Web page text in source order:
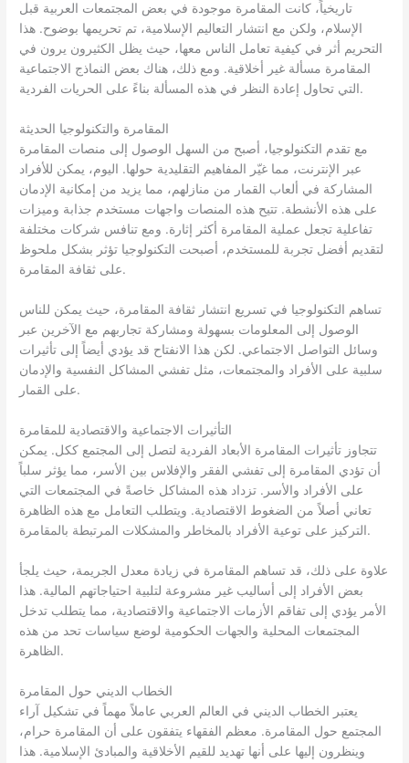
تاريخياً، كانت المقامرة موجودة في بعض المجتمعات العربية قبل
الإسلام، ولكن مع انتشار التعاليم الإسلامية، تم تحريمها بوضوح. هذا
التحريم أثر في كيفية تعامل الناس معها، حيث يظل الكثيرون يرون في
المقامرة مسألة غير أخلاقية. ومع ذلك، هناك بعض النماذج الاجتماعية
التي تحاول إعادة النظر في هذه المسألة بناءً على الحريات الفردية.
المقامرة والتكنولوجيا الحديثة
مع تقدم التكنولوجيا، أصبح من السهل الوصول إلى منصات المقامرة
عبر الإنترنت، مما غيّر المفاهيم التقليدية حولها. اليوم، يمكن للأفراد
المشاركة في ألعاب القمار من منازلهم، مما يزيد من إمكانية الإدمان
على هذه الأنشطة. تتيح هذه المنصات واجهات مستخدم جذابة وميزات
تفاعلية تجعل عملية المقامرة أكثر إثارة. ومع تنافس شركات مختلفة
لتقديم أفضل تجربة للمستخدم، أصبحت التكنولوجيا تؤثر بشكل ملحوظ
على ثقافة المقامرة.
تساهم التكنولوجيا في تسريع انتشار ثقافة المقامرة، حيث يمكن للناس
الوصول إلى المعلومات بسهولة ومشاركة تجاربهم مع الآخرين عبر
وسائل التواصل الاجتماعي. لكن هذا الانفتاح قد يؤدي أيضاً إلى تأثيرات
سلبية على الأفراد والمجتمعات، مثل تفشي المشاكل النفسية والإدمان
على القمار.
التأثيرات الاجتماعية والاقتصادية للمقامرة
تتجاوز تأثيرات المقامرة الأبعاد الفردية لتصل إلى المجتمع ككل. يمكن
أن تؤدي المقامرة إلى تفشي الفقر والإفلاس بين الأسر، مما يؤثر سلباً
على الأفراد والأسر. تزداد هذه المشاكل خاصةً في المجتمعات التي
تعاني أصلاً من الضغوط الاقتصادية. ويتطلب التعامل مع هذه الظاهرة
التركيز على توعية الأفراد بالمخاطر والمشكلات المرتبطة بالمقامرة.
علاوة على ذلك، قد تساهم المقامرة في زيادة معدل الجريمة، حيث يلجأ
بعض الأفراد إلى أساليب غير مشروعة لتلبية احتياجاتهم المالية. هذا
الأمر يؤدي إلى تفاقم الأزمات الاجتماعية والاقتصادية، مما يتطلب تدخل
المجتمعات المحلية والجهات الحكومية لوضع سياسات تحد من هذه
الظاهرة.
الخطاب الديني حول المقامرة
يعتبر الخطاب الديني في العالم العربي عاملاً مهماً في تشكيل آراء
المجتمع حول المقامرة. معظم الفقهاء يتفقون على أن المقامرة حرام،
وينظرون إليها على أنها تهديد للقيم الأخلاقية والمبادئ الإسلامية. هذا